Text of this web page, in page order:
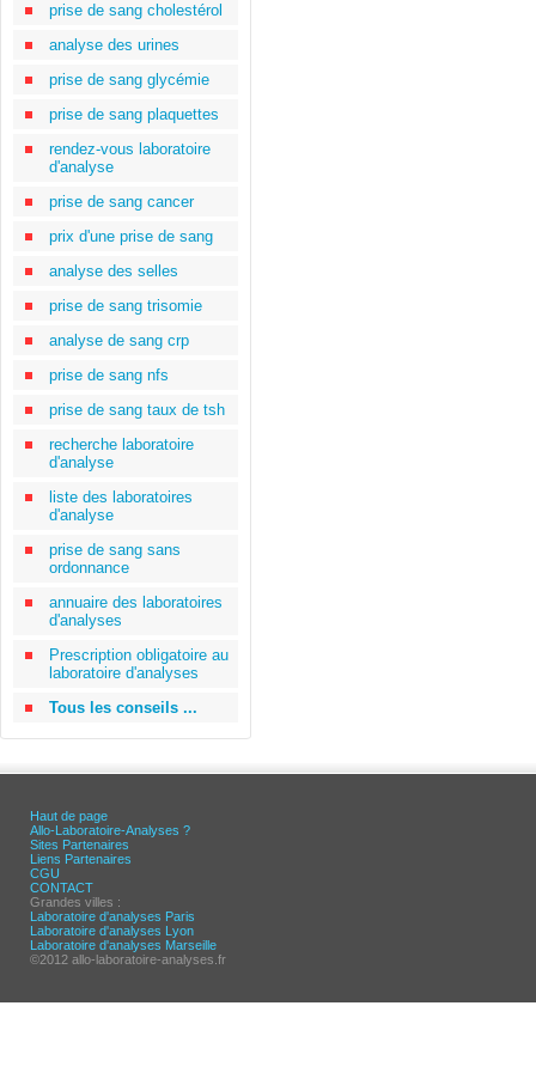
prise de sang cholestérol
analyse des urines
prise de sang glycémie
prise de sang plaquettes
rendez-vous laboratoire
d'analyse
prise de sang cancer
prix d'une prise de sang
analyse des selles
prise de sang trisomie
analyse de sang crp
prise de sang nfs
prise de sang taux de tsh
recherche laboratoire
d'analyse
liste des laboratoires
d'analyse
prise de sang sans
ordonnance
annuaire des laboratoires
d'analyses
Prescription obligatoire au
laboratoire d'analyses
Tous les conseils ...
Haut de page
Allo-Laboratoire-Analyses ?
Sites Partenaires
Liens Partenaires
CGU
CONTACT
Grandes villes :
Laboratoire d'analyses Paris
Laboratoire d'analyses Lyon
Laboratoire d'analyses Marseille
©2012 allo-laboratoire-analyses.fr